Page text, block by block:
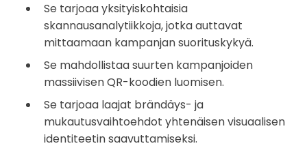
Se tarjoaa yksityiskohtaisia
skannausanalytiikkoja, jotka auttavat
mittaamaan kampanjan suorituskykyä.
Se mahdollistaa suurten kampanjoiden
massiivisen QR-koodien luomisen.
Se tarjoaa laajat brändäys- ja
mukautusvaihtoehdot yhtenäisen visuaalisen
identiteetin saavuttamiseksi.